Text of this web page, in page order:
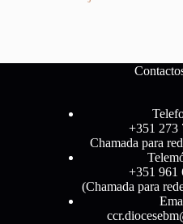
+351 273
Chamada para
+351 961
(Chamada para